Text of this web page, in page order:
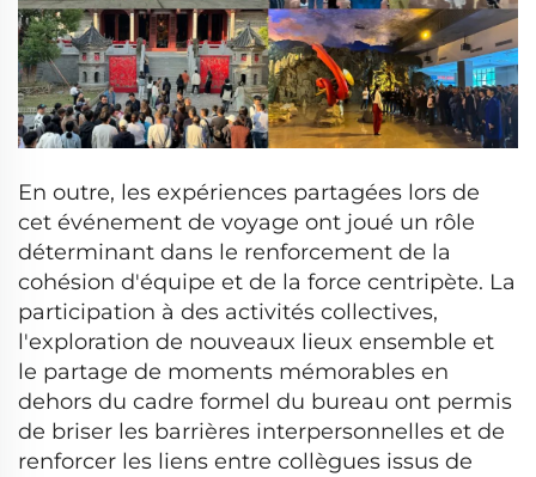
En outre, les expériences partagées lors de
cet événement de voyage ont joué un rôle
déterminant dans le renforcement de la
cohésion d'équipe et de la force centripète. La
participation à des activités collectives,
l'exploration de nouveaux lieux ensemble et
le partage de moments mémorables en
dehors du cadre formel du bureau ont permis
de briser les barrières interpersonnelles et de
renforcer les liens entre collègues issus de